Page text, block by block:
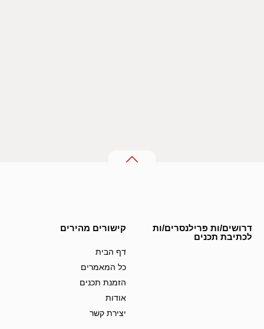
דרושים/ות פרילנסרים/ות
לכתיבת תכנים
קישורים מהירים
דף הבית
כל המאמרים
הזמנת תכנים
אודות
יצירת קשר